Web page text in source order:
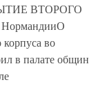
ВТОРОГО
НормандииО
во
в палате общин